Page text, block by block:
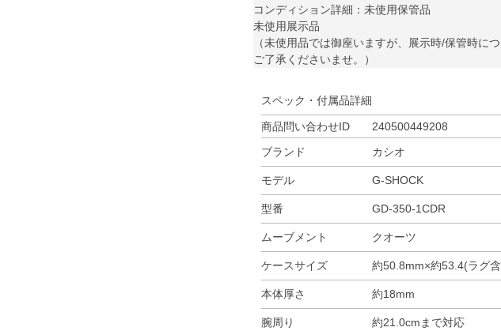
コンディション詳細：未使用保管品
未使用展示品
（未使用品では御座いますが、展示時/保管時に
ご了承くださいませ。）
スペック・付属品詳細
商品問い合わせID
240500449208
ブランド
カシオ
モデル G-SHOCK
型番 GD-350-1CDR
ムーブメント クオーツ
ケースサイズ 約50.8mm×約53.4(ラグ
本体厚さ 約18mm
腕周り 約21.0cmまで対応